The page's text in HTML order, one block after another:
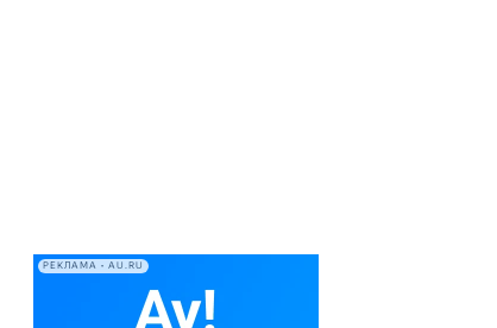
РЕКЛАМА • AU.RU